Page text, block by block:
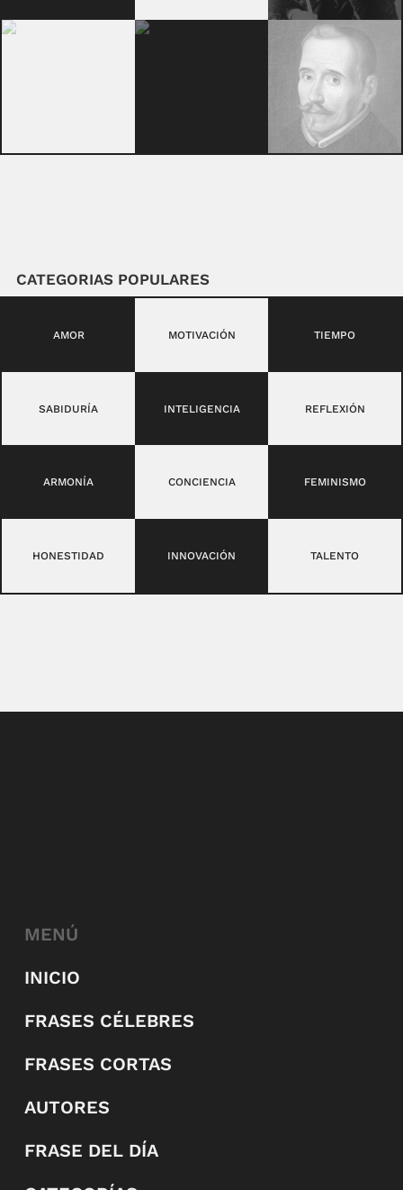
CATEGORIAS POPULARES
AMOR MOTIVACIÓN TIEMPO
SABIDURÍA INTELIGENCIA REFLEXIÓN
ARMONÍA CONCIENCIA FEMINISMO
HONESTIDAD INNOVACIÓN TALENTO
MENÚ
INICIO
FRASES CÉLEBRES
FRASES CORTAS
AUTORES
FRASE DEL DÍA